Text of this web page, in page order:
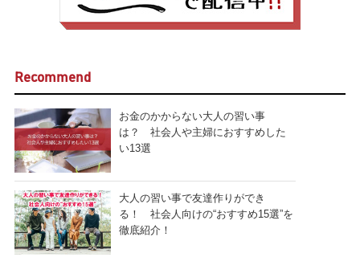
Recommend
お金のかからない大人の習い事
は？ 社会人や主婦におすすめした
い13選
大人の習い事で友達作りができ
る！ 社会人向けの“おすすめ15選”を
徹底紹介！